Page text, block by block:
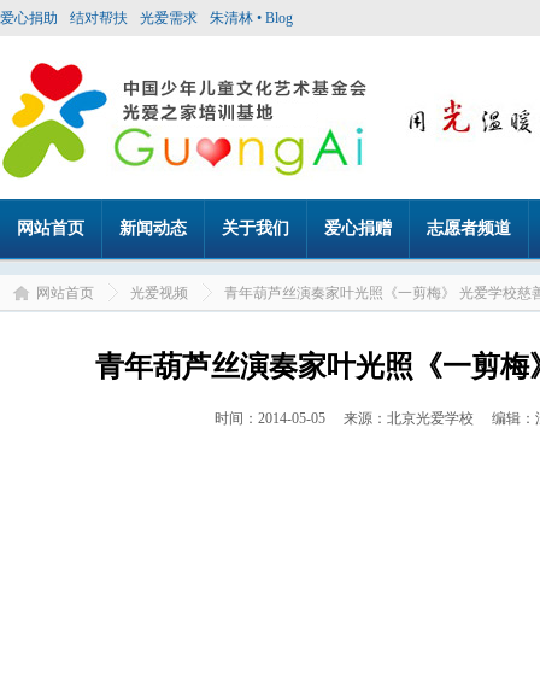
爱心捐助 结对帮扶 光爱需求 朱清林 • Blog
网站首页 新闻动态 关于我们 爱心捐赠 志愿者频道
网站首页 光爱视频 青年葫芦丝演奏家叶光照《一剪梅》 光爱学校慈
青年葫芦丝演奏家叶光照《一剪
时间：2014-05-05 来源：北京光爱学校 编辑